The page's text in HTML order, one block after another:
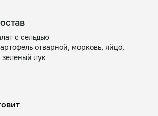
с сельдью
отварной, морковь, яйцо,